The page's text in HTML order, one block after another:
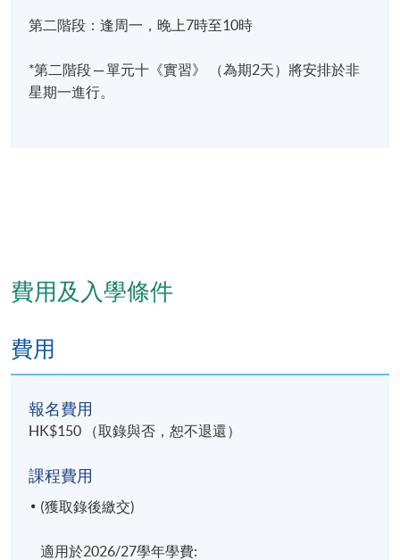
次，須繳付重考費。
九龍東分校
課。)
第二階段：逢周一，晚上7時至10時
*第二階段 ─ 單元十《實習》 （為期2天） 將安排於非
星期一進行。
費用及入學條件
費用
報名費用
HK$150 （取錄與否，恕不退還）
課程費用
(獲取錄後繳交)
適用於2026/27學年學費: